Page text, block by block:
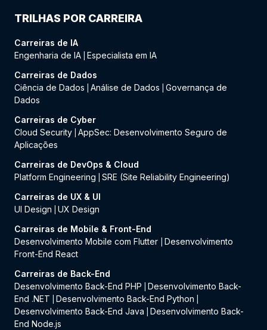
TRILHAS POR CARREIRA
Carreiras de IA
Engenharia de IA Especialista em IA
Carreiras de Dados
Ciência de Dados
Análise de Dados
Governança de
Dados
Carreiras de Cyber
Cloud Security AppSec: Desenvolvimento Seguro de
Aplicações
Carreiras de DevOps & Cloud
Platform Engineering
SRE (Site Reliability Engineering)
Carreiras de UX & UI
UI Design
UX Design
Carreiras de Mobile & Front-End
Desenvolvimento Mobile com Flutter
Desenvolvimento
Front-End React
Carreiras de Back-End
Desenvolvimento Back-End PHP
Desenvolvimento Back-
End .NET
Desenvolvimento Back-End Python
Desenvolvimento Back-End Java
Desenvolvimento Back-
End Node.js